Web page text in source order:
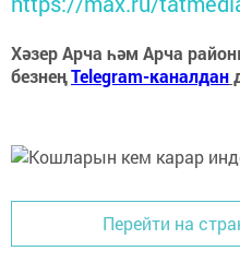
Хәзер Арча һәм Арча
безнеңTelegram-каналдан
Перейти на